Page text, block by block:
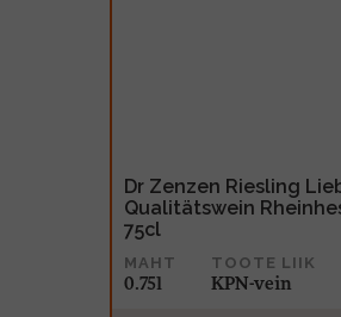
Dr Zenzen Riesling
Qualitätswein
75cl
MAHT
0.75l
TOOTE LIIK
KPN-vein